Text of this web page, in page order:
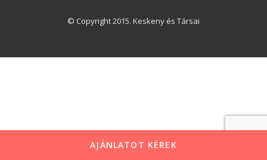
© Copyright 2015. Keskeny és Társai
AJÁNLATOT KÉREK